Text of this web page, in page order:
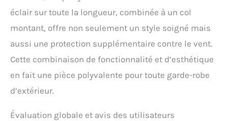
éclair sur toute la longueur, combinée à un col
montant, offre non seulement un style soigné mais
aussi une protection supplémentaire contre le vent.
Cette combinaison de fonctionnalité et d’esthétique
en fait une pièce polyvalente pour toute garde-robe
d’extérieur.
Évaluation globale et avis des utilisateurs